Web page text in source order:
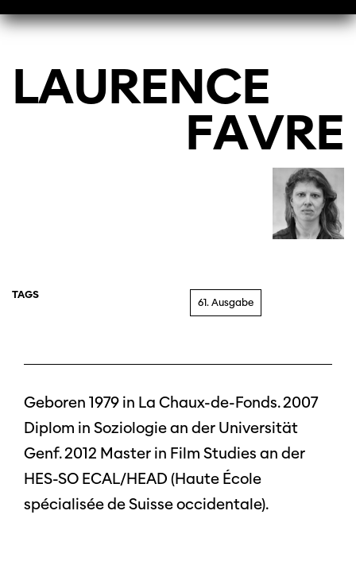
LAURENCE
FAVRE
TAGS
61. Ausgabe
Geboren 1979 in La Chaux-de-Fonds. 2007
Diplom in Soziologie an der Universität
Genf. 2012 Master in Film Studies an der
HES-SO ECAL/HEAD (Haute École
spécialisée de Suisse occidentale).